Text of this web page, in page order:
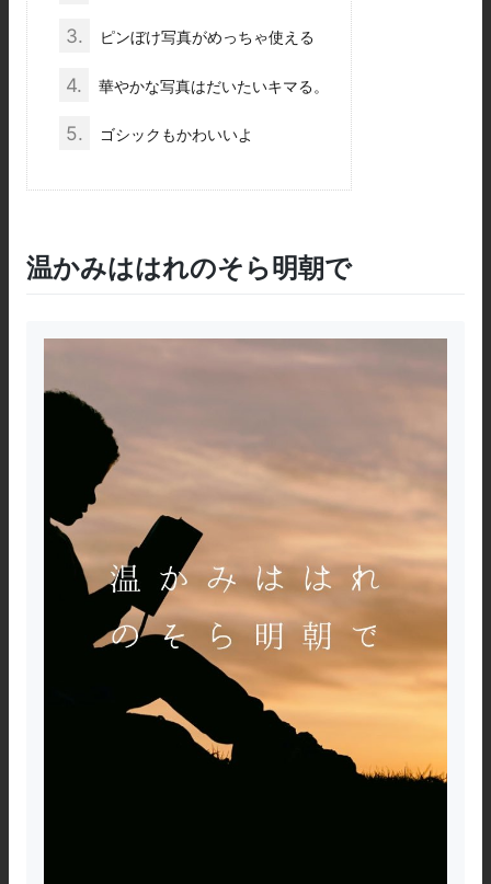
3. ピンぼけ写真がめっちゃ使える
4. 華やかな写真はだいたいキマる。
5. ゴシックもかわいいよ
温かみははれのそら明朝で